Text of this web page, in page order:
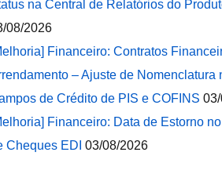
na Central de Relatórios do
08/2026
Financeiro: Contratos
– Ajuste de Nomenclatura
de Crédito de PIS e COFINS
Financeiro: Data de Estorno
Cheques EDI 03/08/2026